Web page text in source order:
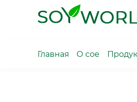
Главная О сое